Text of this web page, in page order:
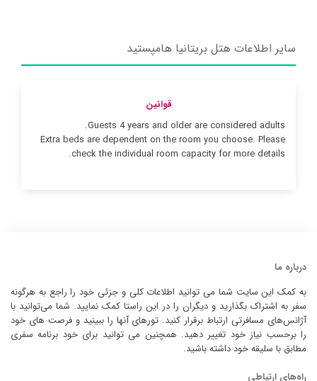
سایر اطلاعات هتل بریتانیا هامپستید
قوانین
Guests 4 years and older are considered adults.
Extra beds are dependent on the room you choose. Please
check the individual room capacity for more details.
درباره ما
به کمک این سایت شما می توانید اطلاعات کلی و جزئی خود را راجع به هرگونه
سفر به اشتراک بگذارید و دیگران را در این راستا کمک نمایید. شما می‌توانید با
آژانس‌های مسافرتی ارتباط برقرار کنید. تورهای آنها را ببینید و فرصت های خود
را برحسب نیاز خود تغییر دهید. همچنین می توانید برای خود برنامه سفری
مطابق با سلیقه خود داشته باشید.
راه‌های ارتباطی